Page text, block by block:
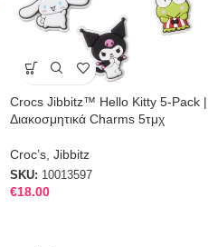
Crocs Jibbitz™ Hello Kitty 5-Pack |
Διακοσμητικά Charms 5τμχ
Croc’s Jibbitz
SKU: 10013597
€18.00